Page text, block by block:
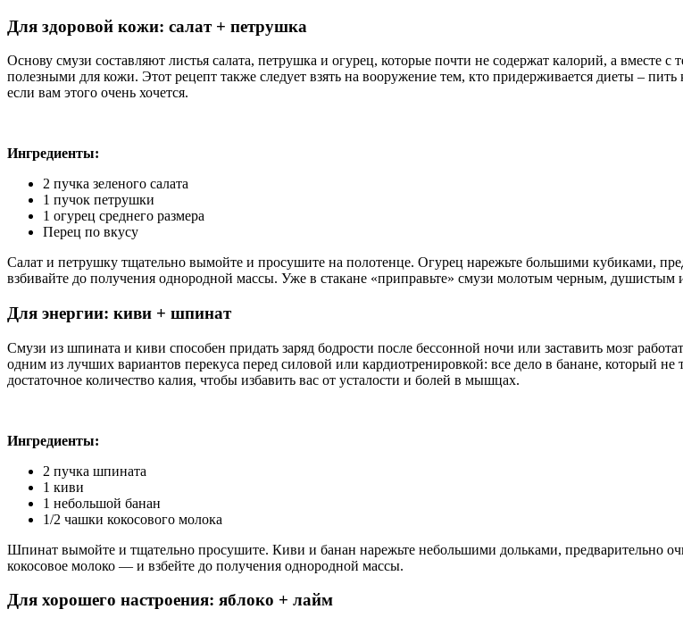
Для здоровой кожи: салат + петрушка
Основу смузи составляют листья салата, петрушка и огурец, которые почти не содержат калорий, а
полезными для кожи. Этот рецепт также следует взять на вооружение тем, кто придерживается диеты –
если вам этого очень хочется.
Ингредиенты:
2 пучка зеленого салата
1 пучок петрушки
1 огурец среднего размера
Перец по вкусу
Салат и петрушку тщательно вымойте и просушите на полотенце. Огурец нарежьте большими кубиками,
взбивайте до получения однородной массы. Уже в стакане «приправьте» смузи молотым черным, душистым
Для энергии: киви + шпинат
Смузи из шпината и киви способен придать заряд бодрости после бессонной ночи или заставить мозг
одним из лучших вариантов перекуса перед силовой или кардиотренировкой: все дело в банане, который
достаточное количество калия, чтобы избавить вас от усталости и болей в мышцах.
Ингредиенты:
2 пучка шпината
1 киви
1 небольшой банан
1/2 чашки кокосового молока
Шпинат вымойте и тщательно просушите. Киви и банан нарежьте небольшими дольками, предварительно
кокосовое молоко — и взбейте до получения однородной массы.
Для хорошего настроения: яблоко + лайм